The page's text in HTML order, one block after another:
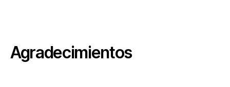
Agradecimientos